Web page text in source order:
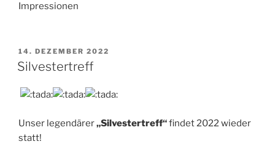
Impressionen
VERÖFFENTLICHT
AM
14. DEZEMBER 2022
Silvestertreff
Unser legendärer„Silvestertreff“findet 2022 wieder
statt!